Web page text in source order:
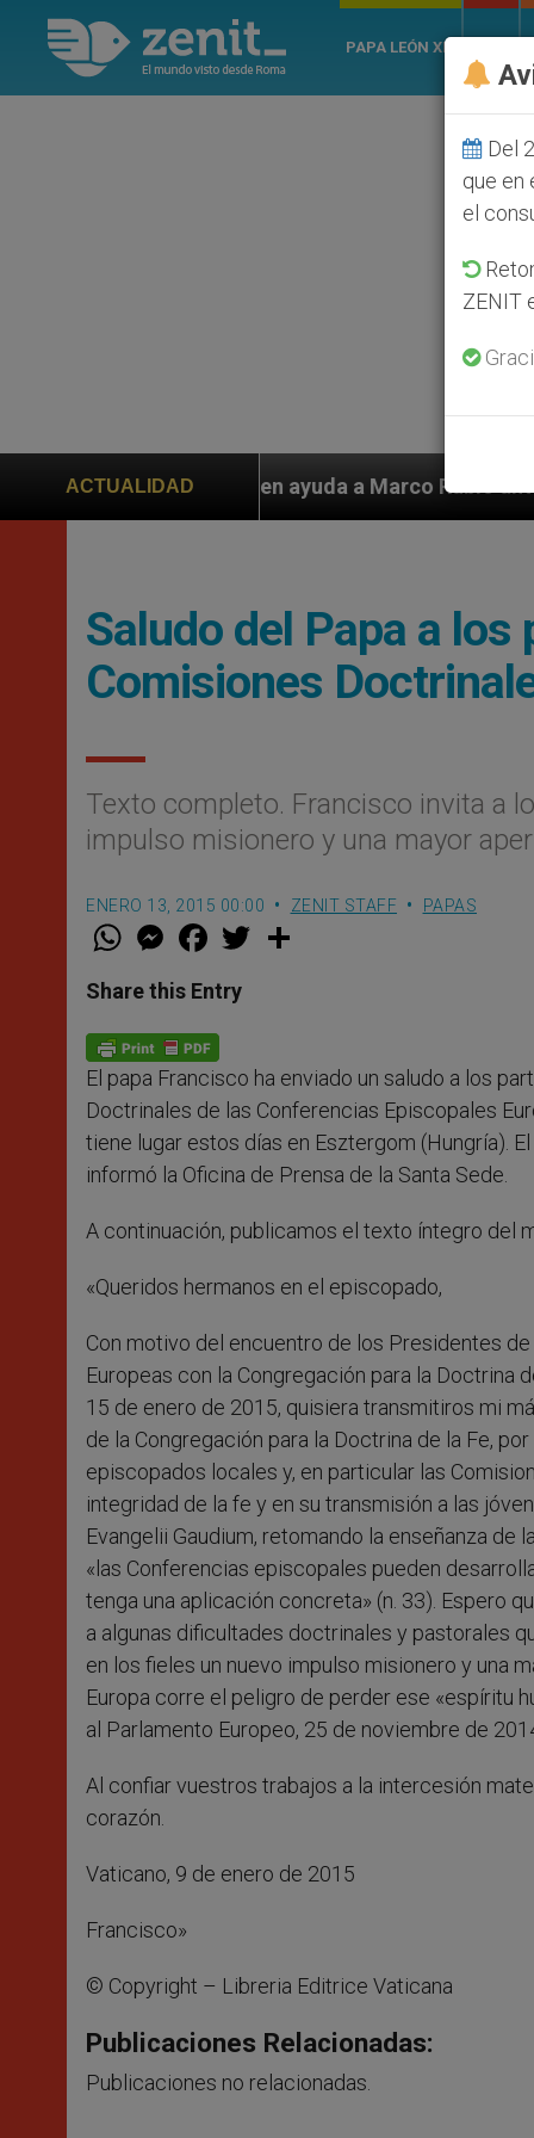
PAPA LEÓN XIV
ACTUALIDAD
piden ayuda a Marco Rubio ante persecución de
Saludo del Papa a
Comisiones
Texto completo. Francisco invita a
impulso misionero y una mayor
ENERO 13, 2015 00:00 ZENIT STAFF PAPAS
W
t
s
p
p
M
e
s
e
g
e
r
F
a
e
b
o
k
w
Share this Entry
El papa Francisco ha enviado un saludo a los
Doctrinales de las Conferencias Episcopales
tiene lugar estos días en Esztergom (Hungría).
informó la Oficina de Prensa de la Santa Sede.
A continuación, publicamos el texto íntegro del
«Queridos hermanos en el episcopado,
Con motivo del encuentro de los Presidentes
Europeas con la Congregación para la Doctrina
15 de enero de 2015, quisiera transmitiros mi
de la Congregación para la Doctrina de la Fe,
episcopados locales y, en particular las
integridad de la fe y en su transmisión a las
Evangelii Gaudium, retomando la enseñanza
«las Conferencias episcopales pueden
tenga una aplicación concreta» (n. 33). Espero
a algunas dificultades doctrinales y pastorales
en los fieles un nuevo impulso misionero y una
Europa corre el peligro de perder ese «espíritu
al Parlamento Europeo, 25 de noviembre de
Al confiar vuestros trabajos a la intercesión
corazón.
Vaticano, 9 de enero de 2015
Francisco»
© Copyright – Libreria Editrice Vaticana
Publicaciones Relacionadas:
Publicaciones no relacionadas.
Del
que en
el
ZENIT